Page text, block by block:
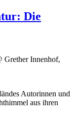
Die
Grether Innenhof,
Autorinnen und
aus ihren